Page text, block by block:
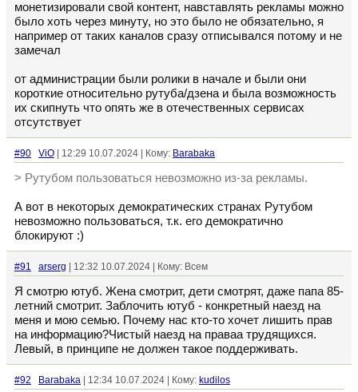
монетизировали свой контент, навставлять рекламы можно
было хоть через минуту, но это было не обязательно, я
например от таких каналов сразу отписывался потому и не
замечал
от администрации были ролики в начале и были они
короткие относительно рутуба/дзена и была возможность
их скипнуть что опять же в отечественных сервисах
отсутствует
#90 ViO | 12:29 10.07.2024 | Кому: Barabaka
> Рутубом пользоваться невозможно из-за рекламы.
А вот в некоторых демократических странах Рутубом
невозможно пользоваться, т.к. его демократично
блокируют :)
#91 arserg | 12:32 10.07.2024 | Кому: Всем
Я смотрю ютуб. Жена смотрит, дети смотрят, даже папа 85-
летний смотрит. Заблочить ютуб - конкретный наезд на
меня и мою семью. Почему нас кто-то хочет лишить прав
на информацию?Чистый наезд на праваа трудящихся.
Левый, в принципе не должен такое поддерживать.
#92 Barabaka | 12:34 10.07.2024 | Кому: kudilos